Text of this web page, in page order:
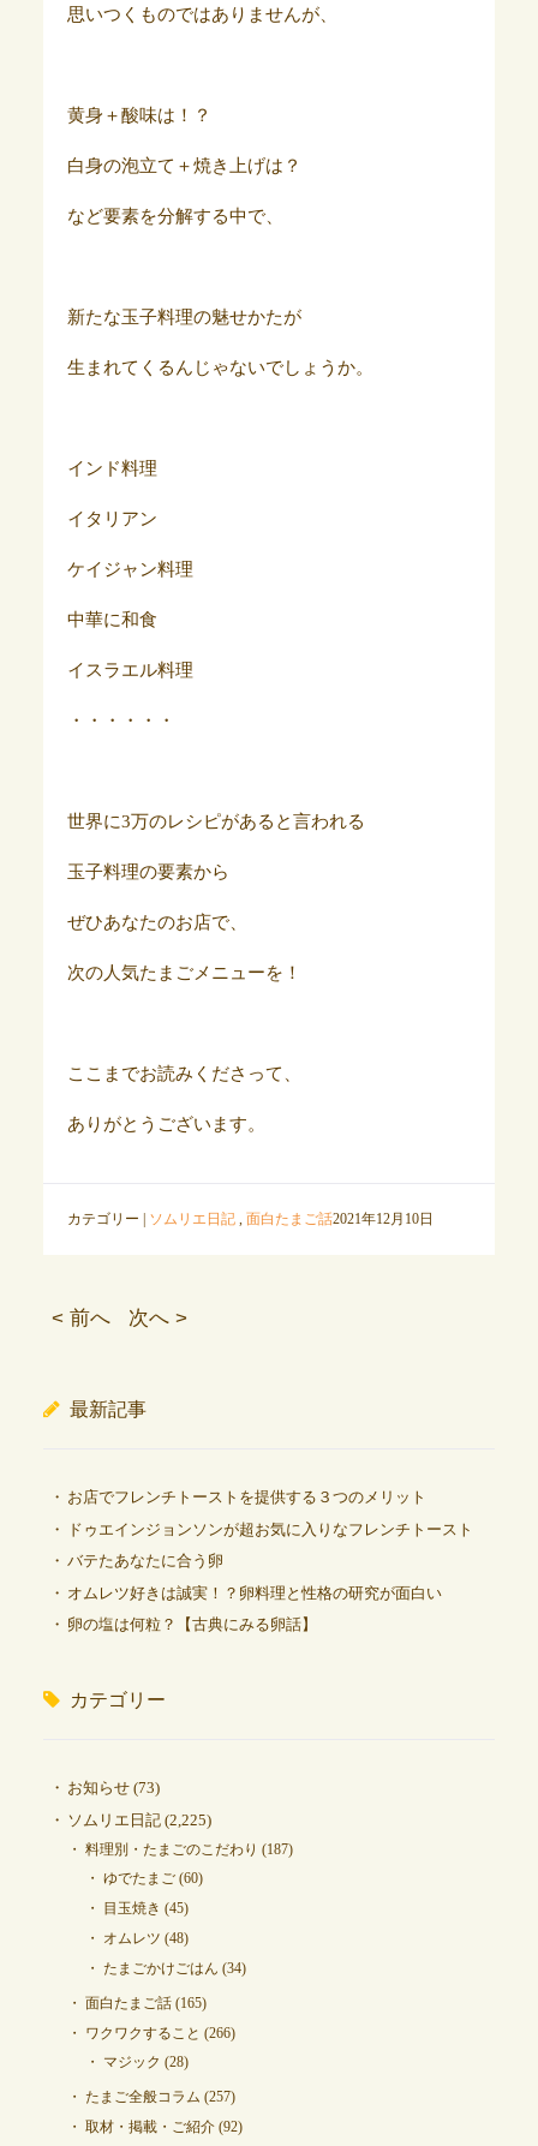
思いつくものではありませんが、
黄身＋酸味は！？
白身の泡立て＋焼き上げは？
など要素を分解する中で、
新たな玉子料理の魅せかたが
生まれてくるんじゃないでしょうか。
インド料理
イタリアン
ケイジャン料理
中華に和食
イスラエル料理
・・・・・・
世界に3万のレシピがあると言われる
玉子料理の要素から
ぜひあなたのお店で、
次の人気たまごメニューを！
ここまでお読みくださって、
ありがとうございます。
カテゴリー | ソムリエ日記, 面白たまご話2021年12月10日
< 前へ 次へ >
最新記事
お店でフレンチトーストを提供する３つのメリット
ドゥエインジョンソンが超お気に入りなフレンチトースト
バテたあなたに合う卵
オムレツ好きは誠実！？卵料理と性格の研究が面白い
卵の塩は何粒？【古典にみる卵話】
カテゴリー
お知らせ(73)
ソムリエ日記(2,225)
料理別・たまごのこだわり (187)
ゆでたまご(60)
目玉焼き (45)
オムレツ (48)
たまごかけごはん (34)
面白たまご話(165)
ワクワクすること (266)
マジック (28)
たまご全般コラム (257)
取材・掲載・ご紹介(92)